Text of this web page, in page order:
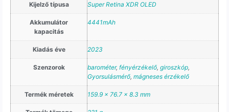
Kijelző típusa Super Retina XDR OLED
Akkumulátor
kapacitás
4441mAh
Kiadás éve 2023
Szenzorok barométer, fényérzékelő, giroszkóp,
Gyorsulásmérő, mágneses érzékelő
Termék méretek 159.9 x 76.7 x 8.3 mm